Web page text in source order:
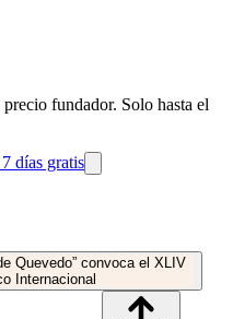
fundador. Solo hasta el
días gratis